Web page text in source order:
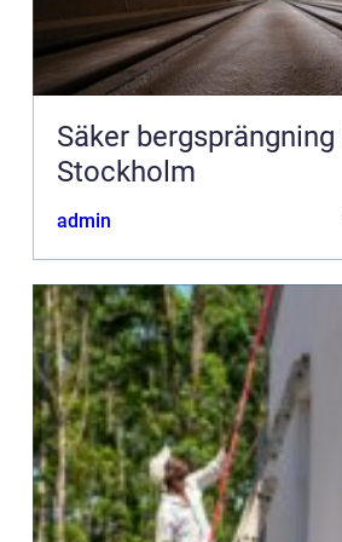
Säker bergsprängning
Stockholm
admin